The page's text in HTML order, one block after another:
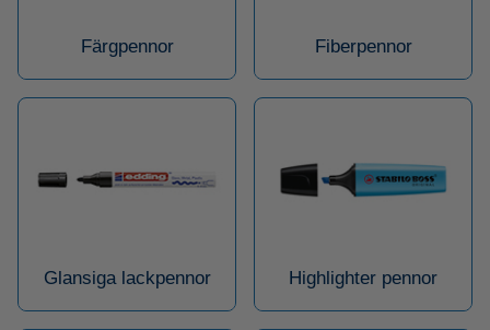
Färgpennor Fiberpennor
Glansiga lackpennor Highlighter pennor